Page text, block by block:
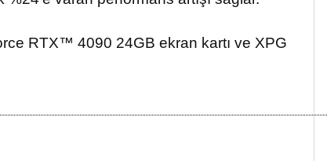
RTX™ 4090 24GB ekran kartı ve XPG